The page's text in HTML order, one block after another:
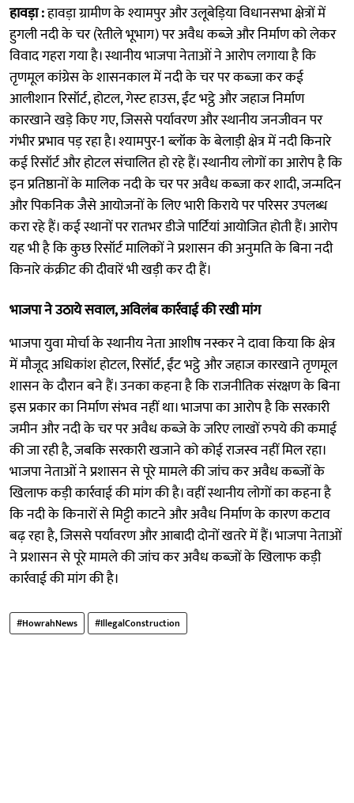
हावड़ा :हावड़ा ग्रामीण के श्यामपुर और उलूबेड़िया विधानसभा क्षेत्रों में
हुगली नदी के चर (रेतीले भूभाग) पर अवैध कब्जे और निर्माण को लेकर
विवाद गहरा गया है। स्थानीय भाजपा नेताओं ने आरोप लगाया है कि
तृणमूल कांग्रेस के शासनकाल में नदी के चर पर कब्जा कर कई
आलीशान रिसॉर्ट, होटल, गेस्ट हाउस, ईंट भट्ठे और जहाज निर्माण
कारखाने खड़े किए गए, जिससे पर्यावरण और स्थानीय जनजीवन पर
गंभीर प्रभाव पड़ रहा है। श्यामपुर-1 ब्लॉक के बेलाड़ी क्षेत्र में नदी किनारे
कई रिसॉर्ट और होटल संचालित हो रहे हैं। स्थानीय लोगों का आरोप है कि
इन प्रतिष्ठानों के मालिक नदी के चर पर अवैध कब्जा कर शादी, जन्मदिन
और पिकनिक जैसे आयोजनों के लिए भारी किराये पर परिसर उपलब्ध
करा रहे हैं। कई स्थानों पर रातभर डीजे पार्टियां आयोजित होती हैं। आरोप
यह भी है कि कुछ रिसॉर्ट मालिकों ने प्रशासन की अनुमति के बिना नदी
किनारे कंक्रीट की दीवारें भी खड़ी कर दी हैं।
भाजपा ने उठाये सवाल, अविलंब कार्रवाई की रखी मांग
भाजपा युवा मोर्चा के स्थानीय नेता आशीष नस्कर ने दावा किया कि क्षेत्र
में मौजूद अधिकांश होटल, रिसॉर्ट, ईंट भट्ठे और जहाज कारखाने तृणमूल
शासन के दौरान बने हैं। उनका कहना है कि राजनीतिक संरक्षण के बिना
इस प्रकार का निर्माण संभव नहीं था। भाजपा का आरोप है कि सरकारी
जमीन और नदी के चर पर अवैध कब्जे के जरिए लाखों रुपये की कमाई
की जा रही है, जबकि सरकारी खजाने को कोई राजस्व नहीं मिल रहा।
भाजपा नेताओं ने प्रशासन से पूरे मामले की जांच कर अवैध कब्जों के
खिलाफ कड़ी कार्रवाई की मांग की है। वहीं स्थानीय लोगों का कहना है
कि नदी के किनारों से मिट्टी काटने और अवैध निर्माण के कारण कटाव
बढ़ रहा है, जिससे पर्यावरण और आबादी दोनों खतरे में हैं। भाजपा नेताओं
ने प्रशासन से पूरे मामले की जांच कर अवैध कब्जों के खिलाफ कड़ी
कार्रवाई की मांग की है।
#HowrahNews #IllegalConstruction